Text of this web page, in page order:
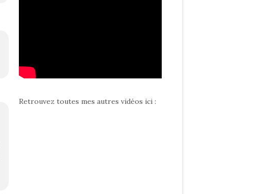
Retrouvez toutes mes autres vidéos ici :